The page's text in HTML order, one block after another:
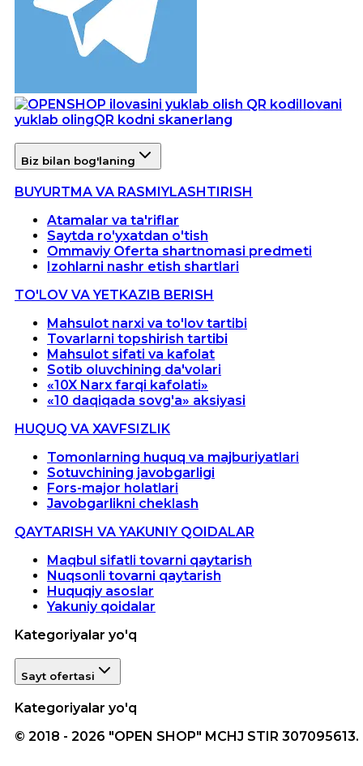
Ilovani
yuklab olingQR kodni skanerlang
Biz bilan bog'laning
BUYURTMA VA RASMIYLASHTIRISH
Atamalar va ta'riflar
Saytda ro'yxatdan o'tish
Ommaviy Oferta shartnomasi predmeti
Izohlarni nashr etish shartlari
TO'LOV VA YETKAZIB BERISH
Mahsulot narxi va to'lov tartibi
Tovarlarni topshirish tartibi
Mahsulot sifati va kafolat
Sotib oluvchining da'volari
«10X Narx farqi kafolati»
«10 daqiqada sovg'a» aksiyasi
HUQUQ VA XAVFSIZLIK
Tomonlarning huquq va majburiyatlari
Sotuvchining javobgarligi
Fors-major holatlari
Javobgarlikni cheklash
QAYTARISH VA YAKUNIY QOIDALAR
Maqbul sifatli tovarni qaytarish
Nuqsonli tovarni qaytarish
Huquqiy asoslar
Yakuniy qoidalar
Kategoriyalar yo'q
Sayt ofertasi
Kategoriyalar yo'q
© 2018 - 2026 "OPEN SHOP" MCHJ STIR 307095613.